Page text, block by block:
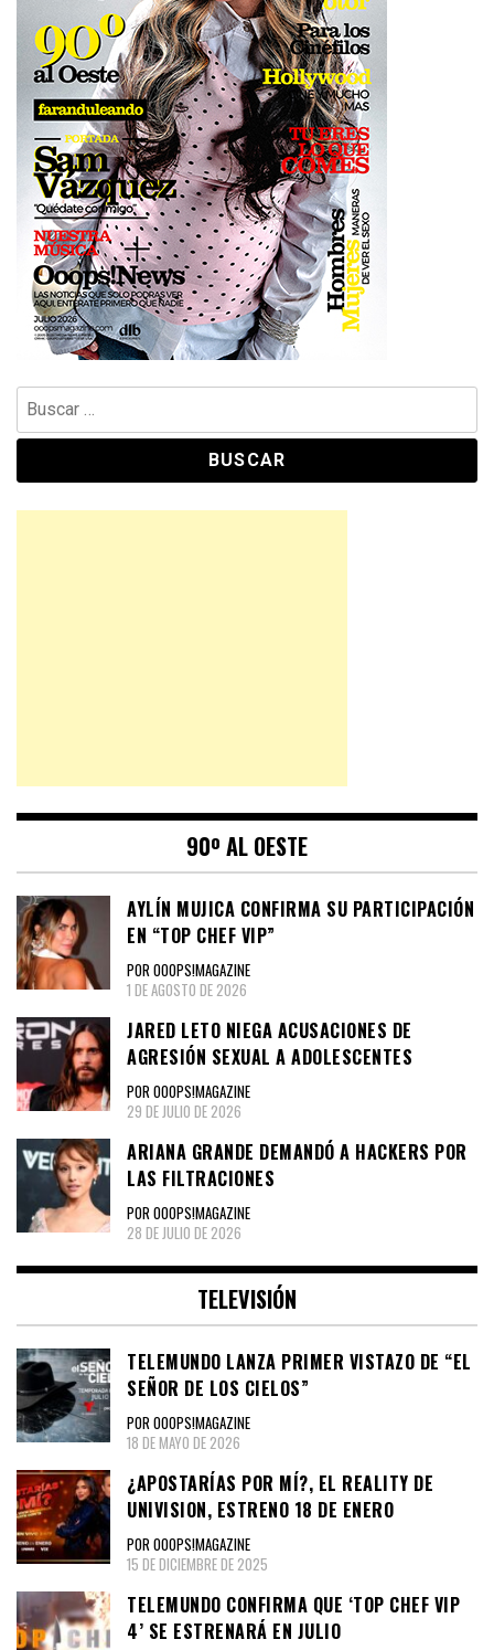
Buscar:
90º AL OESTE
AYLÍN MUJICA CONFIRMA SU PARTICIPACIÓN
EN “TOP CHEF VIP”
POR OOOPS!MAGAZINE
1 DE AGOSTO DE 2026
JARED LETO NIEGA ACUSACIONES DE
AGRESIÓN SEXUAL A ADOLESCENTES
POR OOOPS!MAGAZINE
29 DE JULIO DE 2026
ARIANA GRANDE DEMANDÓ A HACKERS POR
LAS FILTRACIONES
POR OOOPS!MAGAZINE
28 DE JULIO DE 2026
TELEVISIÓN
TELEMUNDO LANZA PRIMER VISTAZO DE “EL
SEÑOR DE LOS CIELOS”
POR OOOPS!MAGAZINE
18 DE MAYO DE 2026
¿APOSTARÍAS POR MÍ?, EL REALITY DE
UNIVISION, ESTRENO 18 DE ENERO
POR OOOPS!MAGAZINE
15 DE DICIEMBRE DE 2025
TELEMUNDO CONFIRMA QUE ‘TOP CHEF VIP
4’ SE ESTRENARÁ EN JULIO